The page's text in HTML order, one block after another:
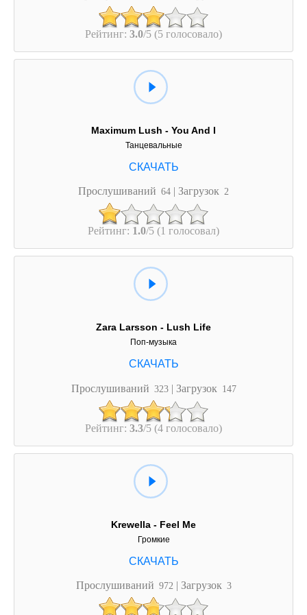
Рейтинг: 3.0/5 (5 голосовало)
Maximum Lush - You And I
Танцевальные
Прослушиваний 64 | Загрузок 2
Рейтинг: 1.0/5 (1 голосовал)
Zara Larsson - Lush Life
Поп-музыка
Прослушиваний 323 | Загрузок 147
Рейтинг: 3.3/5 (4 голосовало)
Krewella - Feel Me
Громкие
Прослушиваний 972 | Загрузок 3